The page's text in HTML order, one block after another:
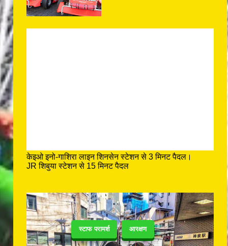
स्टाफ परामर्श आरक्षण
केइओ इनो-गाशिरा लाइन शिनसेन स्टेशन से 3 मिनट पैदल।
JR शिबुया स्टेशन से 15 मिनट पैदल